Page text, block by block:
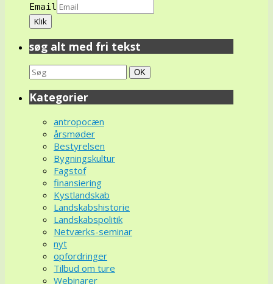
Email
søg alt med fri tekst
Search
for:
Søg
OK
Kategorier
antropocæn
årsmøder
Bestyrelsen
Bygningskultur
Fagstof
finansiering
Kystlandskab
Landskabshistorie
Landskabspolitik
Netværks-seminar
nyt
opfordringer
Tilbud om ture
Webinarer